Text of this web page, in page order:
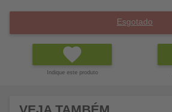
Esgotado
Indique este produto